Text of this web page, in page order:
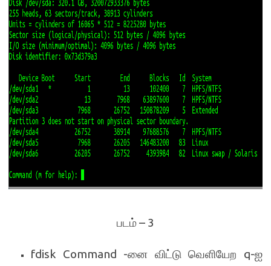
படம் – 3
fdisk Command -னை விட்டு வெளியேற q-ஐ